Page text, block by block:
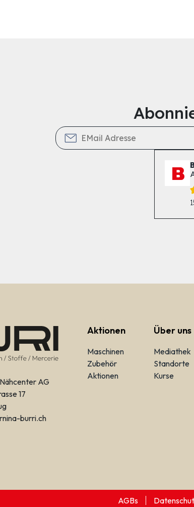
AG
17
burri.ch
Aktionen
Maschinen
Zubehör
Aktionen
Über uns
Mediathek
Standorte
Kurse
AGBs